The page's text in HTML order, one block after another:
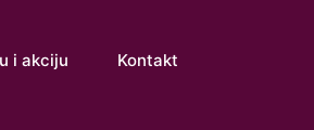
i akciju Kontakt